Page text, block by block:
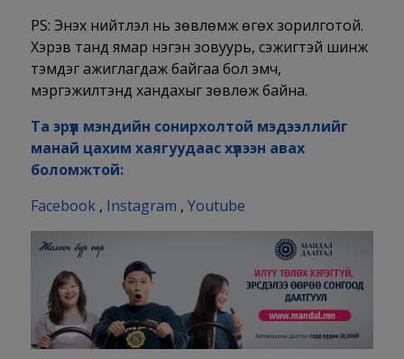
PS: Энэхүү нийтлэл нь зөвлөмж өгөх зорилготой.
Хэрэв танд ямар нэгэн зовуурь, сэжигтэй шинж
тэмдэг ажиглагдаж байгаа бол эмч,
мэргэжилтэнд хандахыг зөвлөж байна.
Та эрүүл мэндийн сонирхолтой мэдээллийг
манай цахим хаягуудаас хүлээн авах
боломжтой:
Facebook, Instagram , Youtube